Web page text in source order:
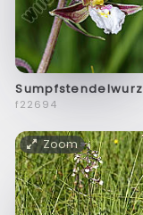
Sumpfstendelwurz
f22694
Zoom